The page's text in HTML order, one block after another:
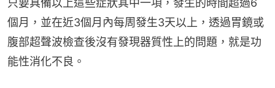
只要具備以上這些症狀其中一項，發生的時間超過6
個月，並在近3個月內每周發生3天以上，透過胃鏡或
腹部超聲波檢查後沒有發現器質性上的問題，就是功
能性消化不良。